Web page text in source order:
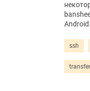
ssh
transfer